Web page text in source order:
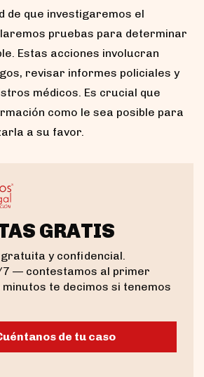
de que investigaremos el
pruebas para determinar
Estas acciones involucran
revisar informes policiales y
médicos. Es crucial que
como le sea posible para
a su favor.
GRATIS
y confidencial.
— contestamos al primer
minutos te decimos si tenemos
de tu caso